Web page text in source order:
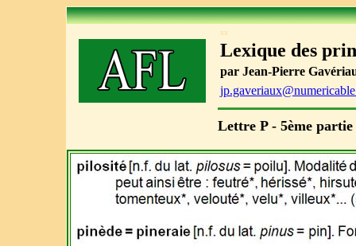
xx
Lexique des
par Jean-Pierre
Lettre P - 5ème